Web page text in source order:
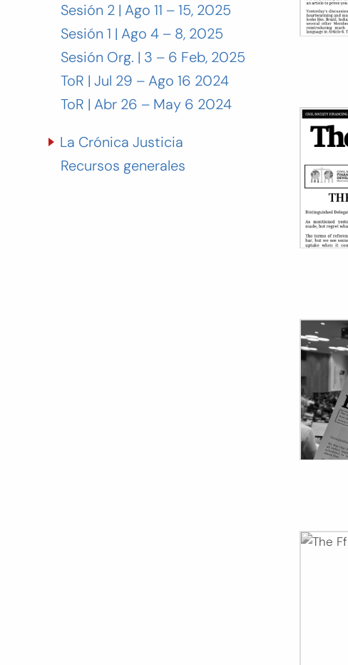
Sesión 2 | Ago 11 – 15, 2025
Sesión 1 | Ago 4 – 8, 2025
Sesión Org. | 3 – 6 Feb, 2025
ToR | Jul 29 – Ago 16 2024
ToR | Abr 26 – May 6 2024
La Crónica Justicia
Recursos generales